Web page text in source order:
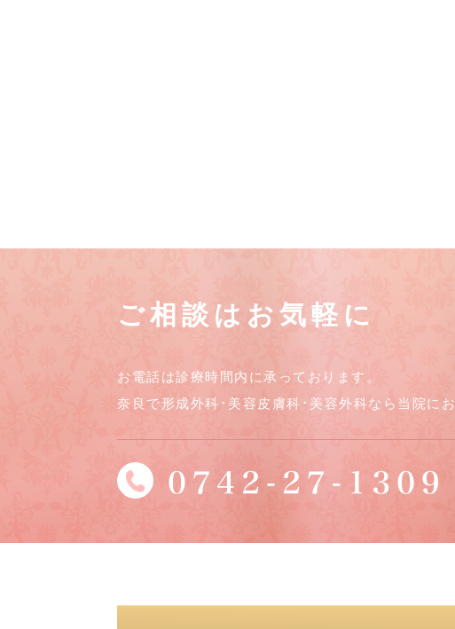
ご相談はお気軽に
お電話は診療時間内に承っております。
奈良で形成外科･美容皮膚科･美容外科なら当院にお